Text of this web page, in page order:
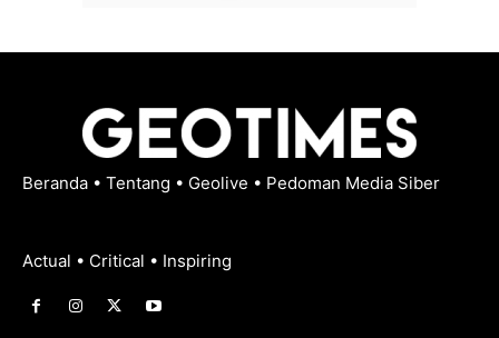
Beranda • Tentang • Geolive • Pedoman Media Siber
Actual • Critical • Inspiring